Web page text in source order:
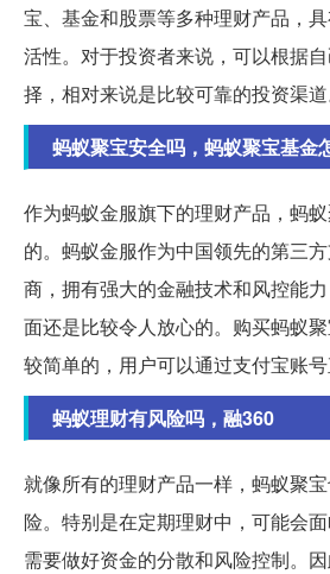
宝、基金和股票等多种理财产品，
活性。对于投资者来说，可以根据
择，相对来说是比较可靠的投资渠道
蚂蚁聚宝安全吗，蚂蚁聚宝基金
作为蚂蚁金服旗下的理财产品，蚂
的。蚂蚁金服作为中国领先的第三
商，拥有强大的金融技术和风控能
面还是比较令人放心的。购买蚂蚁
较简单的，用户可以通过支付宝账号
蚂蚁理财有风险吗，融360
就像所有的理财产品一样，蚂蚁聚
险。特别是在定期理财中，可能会
需要做好资金的分散和风险控制。